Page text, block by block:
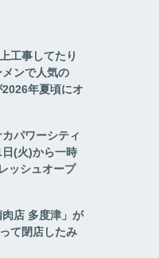
工事してたり
ンで人気の
2026年夏頃にオ
パワーシティ
(火)から一時
ッシュオープ
店 多度津」が
て閉店したみ